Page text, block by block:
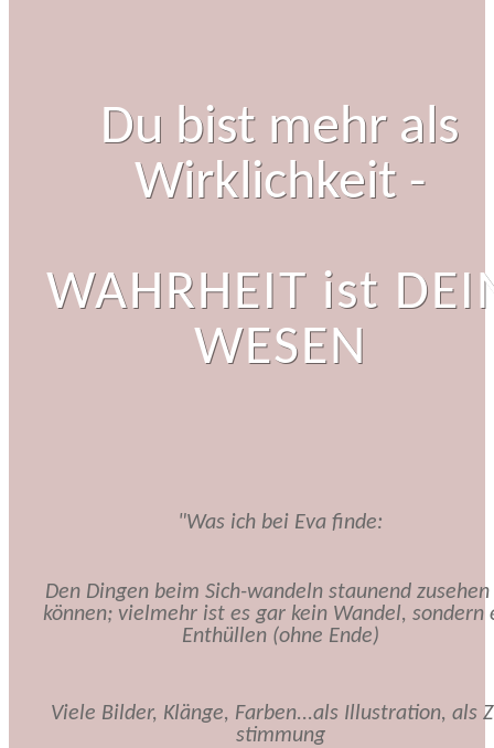
Du bist mehr als
Wirklichkeit -
WAHRHEIT ist
WESEN
"Was ich bei Eva finde:
Den Dingen beim Sich-wandeln staunend zusehen
können; vielmehr ist es gar kein Wandel, sondern
Enthüllen (ohne Ende)
Viele Bilder, Klänge, Farben...als Illustration, als
stimmung